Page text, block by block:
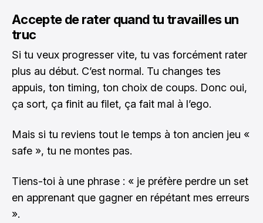
Accepte de rater quand tu travailles un
truc
Si tu veux progresser vite, tu vas forcément rater
plus au début. C’est normal. Tu changes tes
appuis, ton timing, ton choix de coups. Donc oui,
ça sort, ça finit au filet, ça fait mal à l’ego.
Mais si tu reviens tout le temps à ton ancien jeu «
safe », tu ne montes pas.
Tiens-toi à une phrase : « je préfère perdre un set
en apprenant que gagner en répétant mes erreurs
».